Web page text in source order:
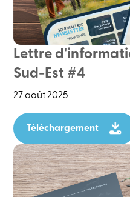
Lettre
Sud-Est #4
27 août 2025
Téléchargement